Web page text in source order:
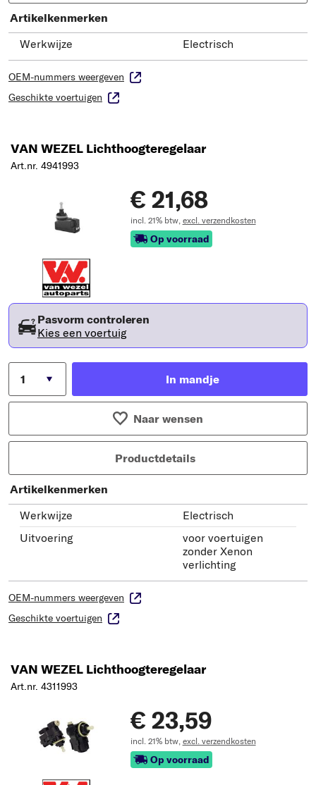
Artikelkenmerken
Werkwijze
Electrisch
OEM-nummers weergeven
Geschikte voertuigen
VAN WEZEL Lichthoogteregelaar
Art.nr. 4941993
€ 21,68
incl. 21% btw, excl. verzendkosten
Op voorraad
Pasvorm controleren
Kies een voertuig
In mandje
Naar wensen
Productdetails
Artikelkenmerken
Werkwijze
Electrisch
Uitvoering
voor voertuigen
zonder Xenon
verlichting
OEM-nummers weergeven
Geschikte voertuigen
VAN WEZEL Lichthoogteregelaar
Art.nr. 4311993
€ 23,59
incl. 21% btw, excl. verzendkosten
Op voorraad